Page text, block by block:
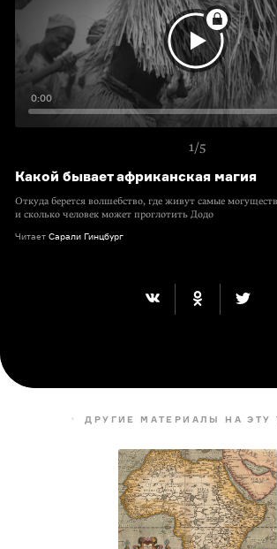
0:00
1/5
Какой бывает африканская магия
Откуда берется волшебство, где живут самые
и сколько человек может проглотить Додо
Читает Сарали Гинцбург
ДРУГИЕ МАТЕРИАЛЫ НА ЭТУ